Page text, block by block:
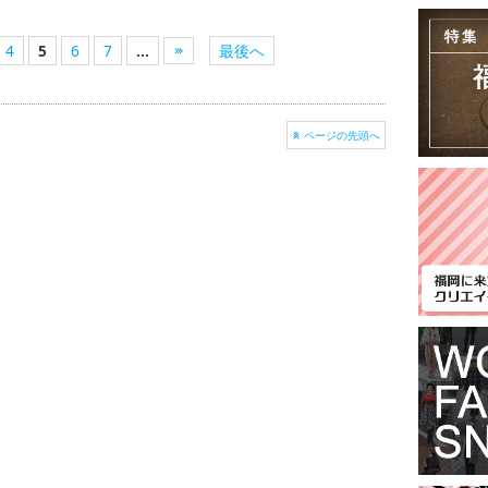
4 5 6 7 ... 最後へ
ページの先頭へ